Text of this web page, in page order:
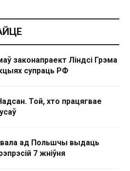
законапраект Ліндсі Грэма
супраць РФ
Той, хто працягвае
ад Польшчы выдаць
7 жніўня